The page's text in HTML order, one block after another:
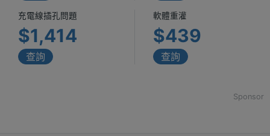
充電線插孔問題
$1,414
查詢
軟體重灌
$439
查詢
Sponsor